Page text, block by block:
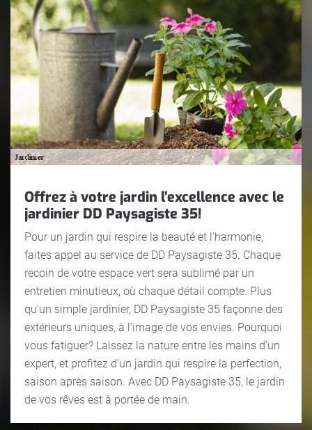
Offrez à votre jardin l’excellence avec le
jardinier DD Paysagiste 35!
Pour un jardin qui respire la beauté et l’harmonie,
faites appel au service de DD Paysagiste 35. Chaque
recoin de votre espace vert sera sublimé par un
entretien minutieux, où chaque détail compte. Plus
qu'un simple jardinier, DD Paysagiste 35 façonne des
extérieurs uniques, à l'image de vos envies. Pourquoi
vous fatiguer? Laissez la nature entre les mains d’un
expert, et profitez d’un jardin qui respire la perfection,
saison après saison. Avec DD Paysagiste 35, le jardin
de vos rêves est à portée de main.